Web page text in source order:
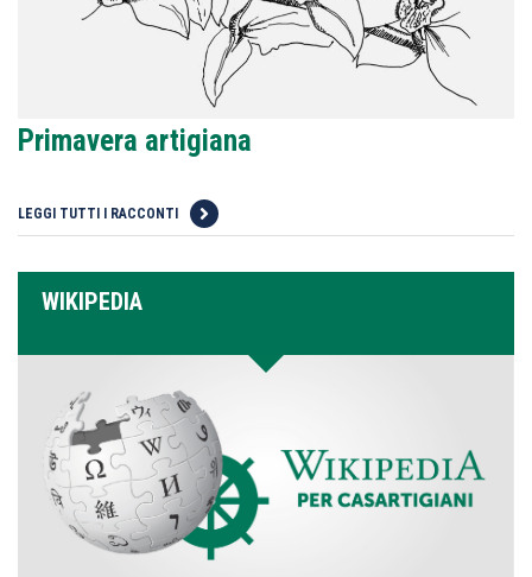
Primavera artigiana
LEGGI TUTTI I RACCONTI
WIKIPEDIA